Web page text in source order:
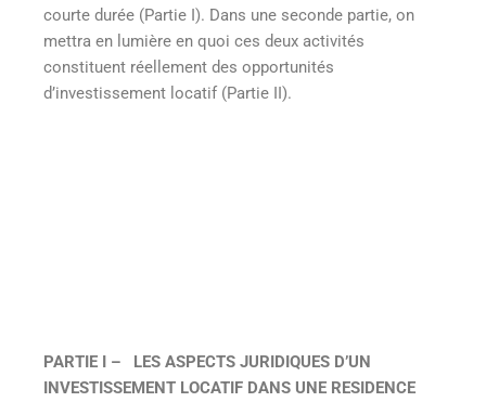
courte durée (Partie I). Dans une seconde partie, on
mettra en lumière en quoi ces deux activités
constituent réellement des opportunités
d’investissement locatif (Partie II).
PARTIE I – LES ASPECTS JURIDIQUES D’UN
INVESTISSEMENT LOCATIF DANS UNE RESIDENCE